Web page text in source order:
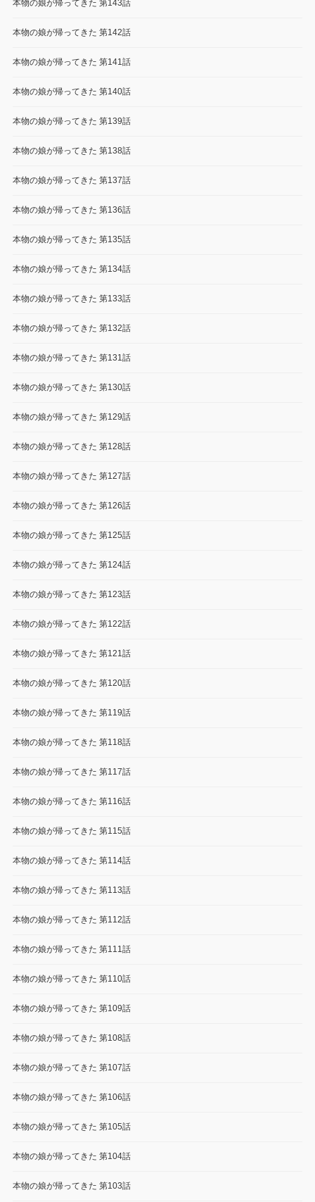
本物の娘が帰ってきた 第143話
本物の娘が帰ってきた 第142話
本物の娘が帰ってきた 第141話
本物の娘が帰ってきた 第140話
本物の娘が帰ってきた 第139話
本物の娘が帰ってきた 第138話
本物の娘が帰ってきた 第137話
本物の娘が帰ってきた 第136話
本物の娘が帰ってきた 第135話
本物の娘が帰ってきた 第134話
本物の娘が帰ってきた 第133話
本物の娘が帰ってきた 第132話
本物の娘が帰ってきた 第131話
本物の娘が帰ってきた 第130話
本物の娘が帰ってきた 第129話
本物の娘が帰ってきた 第128話
本物の娘が帰ってきた 第127話
本物の娘が帰ってきた 第126話
本物の娘が帰ってきた 第125話
本物の娘が帰ってきた 第124話
本物の娘が帰ってきた 第123話
本物の娘が帰ってきた 第122話
本物の娘が帰ってきた 第121話
本物の娘が帰ってきた 第120話
本物の娘が帰ってきた 第119話
本物の娘が帰ってきた 第118話
本物の娘が帰ってきた 第117話
本物の娘が帰ってきた 第116話
本物の娘が帰ってきた 第115話
本物の娘が帰ってきた 第114話
本物の娘が帰ってきた 第113話
本物の娘が帰ってきた 第112話
本物の娘が帰ってきた 第111話
本物の娘が帰ってきた 第110話
本物の娘が帰ってきた 第109話
本物の娘が帰ってきた 第108話
本物の娘が帰ってきた 第107話
本物の娘が帰ってきた 第106話
本物の娘が帰ってきた 第105話
本物の娘が帰ってきた 第104話
本物の娘が帰ってきた 第103話